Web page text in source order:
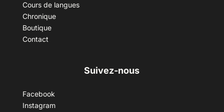
Cours de langues
Chronique
Boutique
Contact
Suivez-nous
Facebook
Instagram